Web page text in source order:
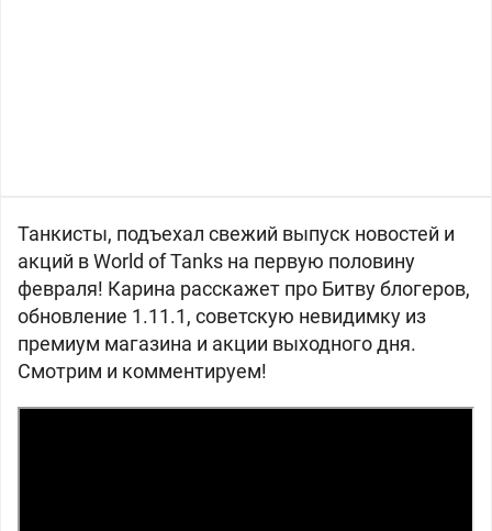
Танкисты, подъехал свежий выпуск новостей и
акций в World of Tanks на первую половину
февраля! Карина расскажет про Битву блогеров,
обновление 1.11.1, советскую невидимку из
премиум магазина и акции выходного дня.
Смотрим и комментируем!